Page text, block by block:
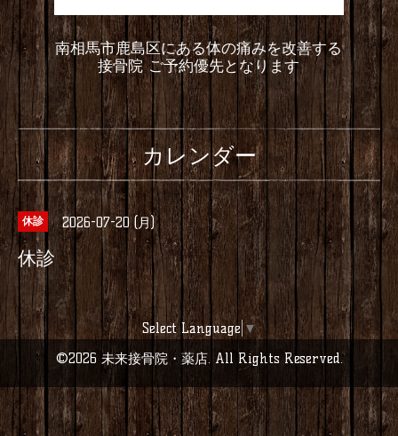
南相馬市鹿島区にある体の痛みを改善する
接骨院 ご予約優先となります
カレンダー
休診 2026-07-20 (月)
休診
Select Language ▼
©2026 未来接骨院・薬店. All Rights Reserved.